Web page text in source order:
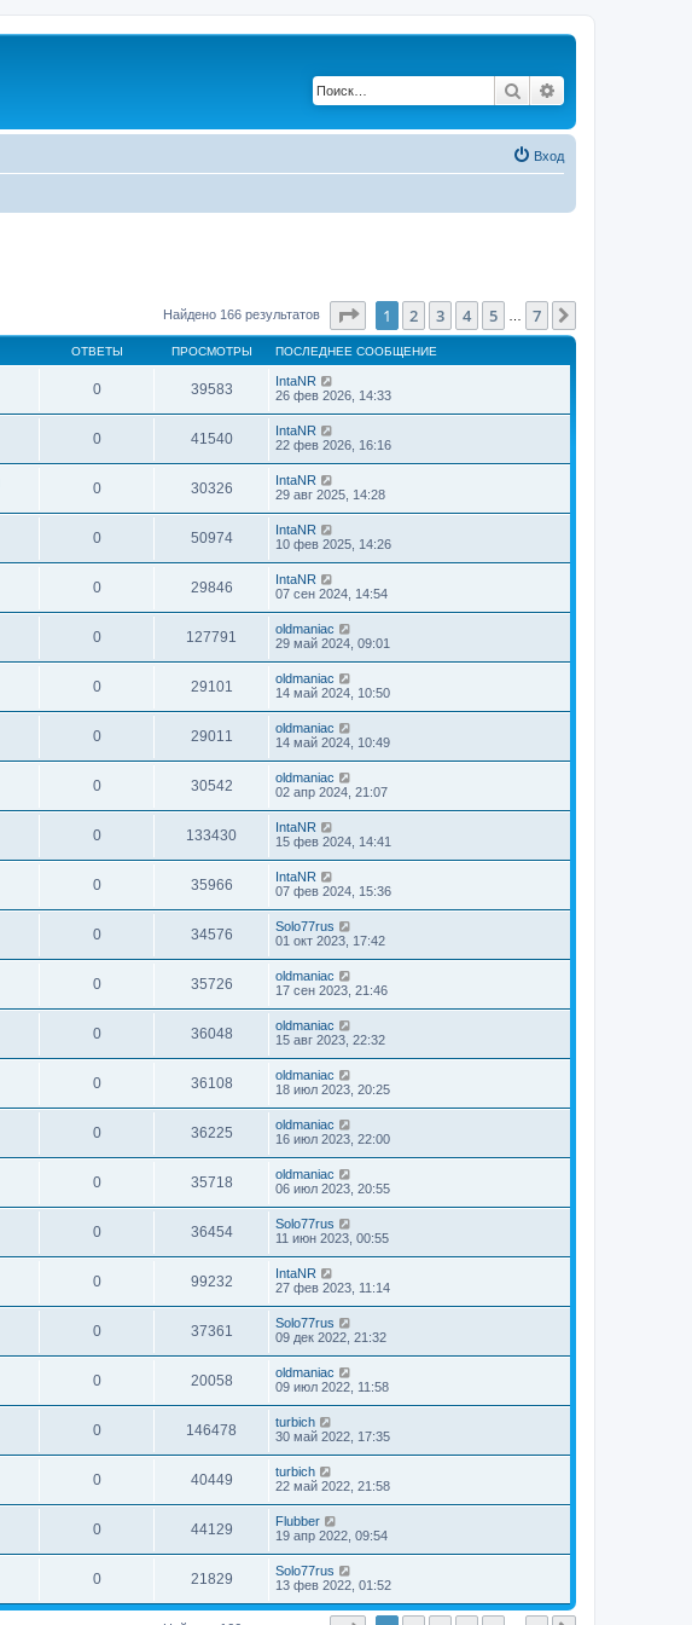
Поиск
Вход
Найдено 166 результатов Страница1 из
1 2 3 4 5 7
ОТВЕТЫ ПРОСМОТРЫ ПОСЛЕДНЕЕ СООБЩЕНИЕ
0 39583
IntaNR
26 фев 2026, 14:33
0 41540
IntaNR
22 фев 2026, 16:16
0 30326
IntaNR
29 авг 2025, 14:28
0 50974
IntaNR
10 фев 2025, 14:26
0 29846
IntaNR
07 сен 2024, 14:54
0 127791
oldmaniac
29 май 2024, 09:01
0 29101
oldmaniac
14 май 2024, 10:50
0 29011
oldmaniac
14 май 2024, 10:49
0 30542
oldmaniac
02 апр 2024, 21:07
0 133430
IntaNR
15 фев 2024, 14:41
0 35966
IntaNR
07 фев 2024, 15:36
0 34576
Solo77rus
01 окт 2023, 17:42
0 35726
oldmaniac
17 сен 2023, 21:46
0 36048
oldmaniac
15 авг 2023, 22:32
0 36108
oldmaniac
18 июл 2023, 20:25
0 36225
oldmaniac
16 июл 2023, 22:00
0 35718
oldmaniac
06 июл 2023, 20:55
0 36454
Solo77rus
11 июн 2023, 00:55
0 99232
IntaNR
27 фев 2023, 11:14
0 37361
Solo77rus
09 дек 2022, 21:32
0 20058
oldmaniac
09 июл 2022, 11:58
0 146478
turbich
30 май 2022, 17:35
0 40449
turbich
22 май 2022, 21:58
0 44129
Flubber
19 апр 2022, 09:54
0 21829
Solo77rus
13 фев 2022, 01:52